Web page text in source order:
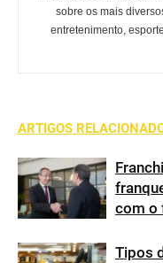
sobre os mais
entretenimento,
ARTIGOS
com o
Tipos